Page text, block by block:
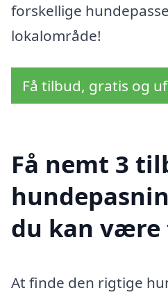
forskellige
lokalområde!
Få tilbud, gratis og
Få nemt 3
du kan være
At finde den rigtige